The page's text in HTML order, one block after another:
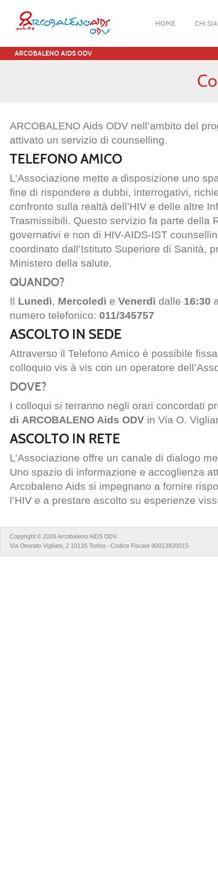
HOME CHI
ARCOBALENO AIDS ODV
ARCOBALENO Aids ODV nell’ambito del
attivato un servizio di counselling.
TELEFONO AMICO
L’Associazione mette a disposizione uno
fine di rispondere a dubbi, interrogativi,
confronto sulla realtà dell’HIV e delle altre
Trasmissibili. Questo servizio fa parte della
governativi e non di HIV-AIDS-IST
coordinato dall’Istituto Superiore di Sanità,
Ministero della salute.
QUANDO?
Il Lunedì, Mercoledì e Venerdì dalle 16:30
numero telefonico: 011/345757
ASCOLTO IN SEDE
Attraverso il Telefono Amico è possibile
colloquio vis à vis con un operatore
DOVE?
I colloqui si terranno negli orari concordati
di ARCOBALENO Aids ODV in Via O.
ASCOLTO IN RETE
L’Associazione offre un canale di dialogo
Uno spazio di informazione e accoglienza
Arcobaleno Aids si impegnano a fornire
l’HIV e a prestare ascolto su esperienze
Copyright © 2026 Arcobaleno AIDS ODV
Via Onorato Vigliani, 2 10135 Torino - Codice Fiscale 90013820015